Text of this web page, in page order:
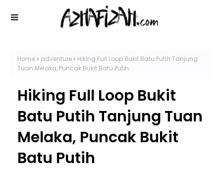
Home adventure
Hiking Full Loop Bukit Batu Putih Tanjung
Tuan Melaka, Puncak Bukit Batu Putih
Hiking Full Loop Bukit
Batu Putih Tanjung Tuan
Melaka, Puncak Bukit
Batu Putih